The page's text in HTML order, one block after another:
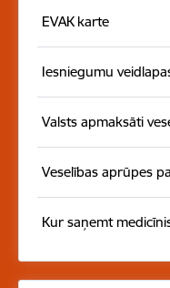
EVAK karte
Iesniegumu
Valsts apmaksāti
Veselības aprūpes
Kur saņemt